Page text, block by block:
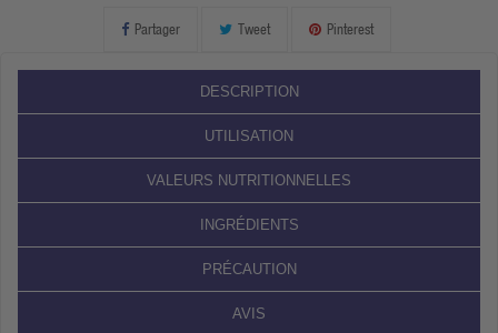
Partager Tweet Pinterest
DESCRIPTION
UTILISATION
VALEURS NUTRITIONNELLES
INGRÉDIENTS
PRÉCAUTION
AVIS